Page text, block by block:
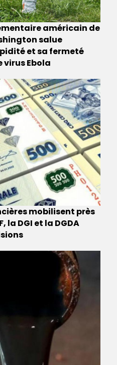
américain de
salue
et sa fermeté
Ebola
mobilisent près
la DGI et la DGDA